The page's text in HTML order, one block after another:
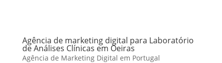
Agência de marketing digital para Laboratório
de Análises Clínicas em Oeiras
Agência de Marketing Digital em Portugal